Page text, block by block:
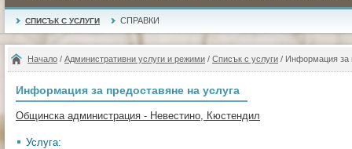
СПИСЪК С УСЛУГИ СПРАВКИ
Начало / Административни услуги и режими / Списък с услуги / Информация за
Информация за предоставяне на услуга
Общинска администрация - Невестино, Кюстендил
Услуга: